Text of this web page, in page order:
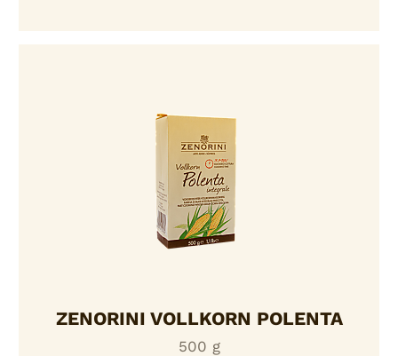
ZENORINI VOLLKORN POLENTA
500 g